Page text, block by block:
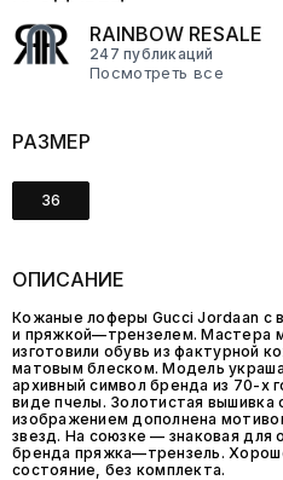
RAINBOW RESALE
247 публикаций
Посмотреть все
РАЗМЕР
36
ОПИСАНИЕ
Кожаные лоферы Gucci Jordaan с
и пряжкой—трензелем. Мастера
изготовили обувь из фактурной
матовым блеском. Модель
архивный символ бренда из 70-х
виде пчелы. Золотистая вышивка
изображением дополнена
звезд. На союзке — знаковая для
бренда пряжка—трензель.
состояние, без комплекта.